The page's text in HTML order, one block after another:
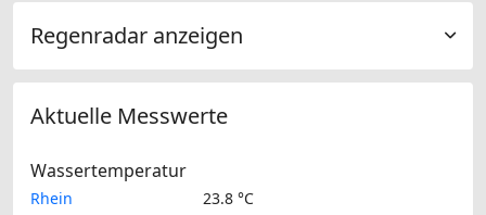
Regenradar anzeigen
Aktuelle Messwerte
Wassertemperatur
Rhein 23.8 °C